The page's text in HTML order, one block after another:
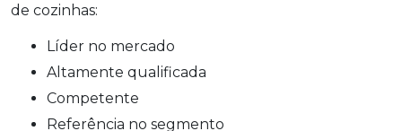
de cozinhas:
líder no mercado
altamente qualificada
competente
referência no segmento